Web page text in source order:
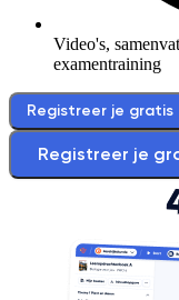
Video's,
examentraining
Registreer je gratis
Registreer je